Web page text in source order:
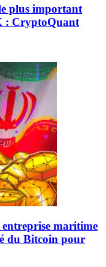
plus important
: CryptoQuant
maritime
du Bitcoin pour